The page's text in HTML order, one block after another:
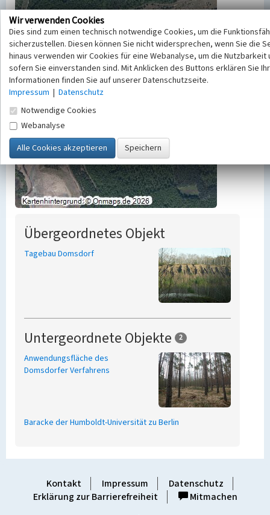
Übergeordnetes Objekt
Tagebau Domsdorf
Untergeordnete Objekte 2
Anwendungsfläche des
Domsdorfer Verfahrens
Baracke der Humboldt-Universität zu Berlin
Kontakt Impressum
Datenschutz
Erklärung zur Barrierefreiheit
Mitmachen
Wir verwenden Cookies
Dies sind zum einen technisch notwendige Cookies, um die
sicherzustellen. Diesen können Sie nicht widersprechen, wenn Sie die
hinaus verwenden wir Cookies für eine Webanalyse, um die
sofern Sie einverstanden sind. Mit Anklicken des Buttons erklären Sie
Informationen finden Sie auf unserer Datenschutzseite.
Impressum | Datenschutz
Notwendige Cookies
Webanalyse